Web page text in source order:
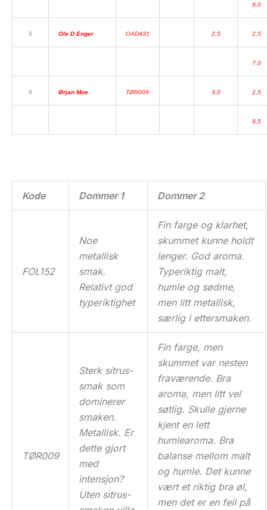
9,0
5 Ole D Enger OAD431 2,5 2,5
7,0
6 Ørjan Moe TØR009 3,0 2,5
8,5
Kode Dommer 1 Dommer 2
FOL152
Noe
metallisk
smak.
Relativt god
typeriktighet
Fin farge og klarhet,
skummet kunne holdt
lenger. God aroma.
Typeriktig malt,
humle og sødme,
men litt metallisk,
særlig i ettersmaken.
TØR009
Sterk sitrus-
smak som
dominerer
smaken.
Metallisk. Er
dette gjort
med
intensjon?
Uten sitrus-
Fin farge, men
skummet var nesten
fraværende. Bra
aroma, men litt vel
søtlig. Skulle gjerne
kjent en lett
humlearoma. Bra
balanse mellom malt
og humle. Det kunne
vært et riktig bra øl,
men det er en feil på